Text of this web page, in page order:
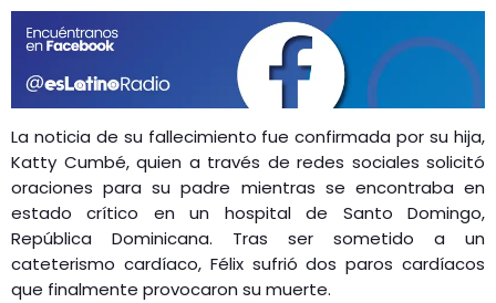
La noticia de su fallecimiento fue confirmada por su hija,
Katty Cumbé, quien a través de redes sociales solicitó
oraciones para su padre mientras se encontraba en
estado crítico en un hospital de Santo Domingo,
República Dominicana. Tras ser sometido a un
cateterismo cardíaco, Félix sufrió dos paros cardíacos
que finalmente provocaron su muerte.